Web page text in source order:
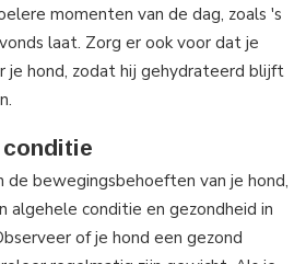
momenten van de dag, zoals 's
laat. Zorg er ook voor dat je
hond, zodat hij gehydrateerd blijft
conditie
de bewegingsbehoeften van je hond,
algehele conditie en gezondheid in
of je hond een gezond